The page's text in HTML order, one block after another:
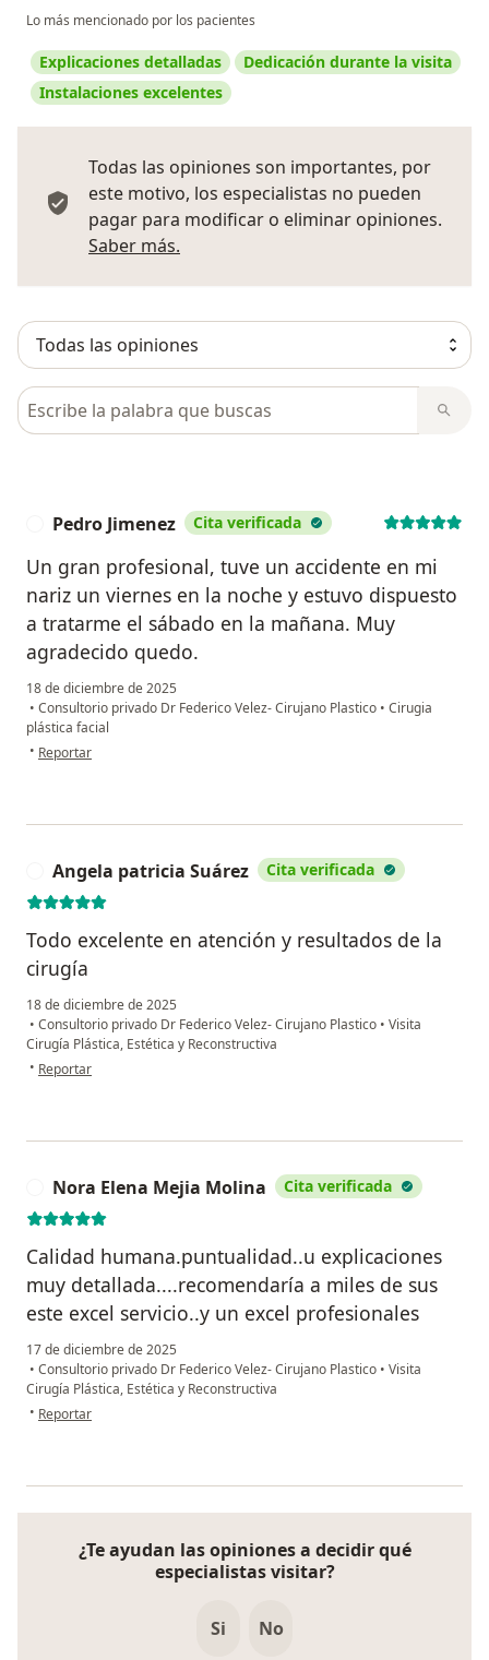
Lo más mencionado por los pacientes
Explicaciones detalladas
Dedicación durante la visita
Instalaciones excelentes
Todas las opiniones son importantes, por
este motivo, los especialistas no pueden
pagar para modificar o eliminar opiniones.
Saber más.
Busca en opiniones
Pedro Jimenez Cita verificada
Un gran profesional, tuve un accidente en mi
nariz un viernes en la noche y estuvo dispuesto
a tratarme el sábado en la mañana. Muy
agradecido quedo.
18 de diciembre de 2025
• Consultorio privado Dr Federico Velez- Cirujano Plastico • Cirugia
plástica facial
• en opinión del usuario Pedro Jimenez
Reportar
Angela patricia Suárez Cita verificada
Todo excelente en atención y resultados de la
cirugía
18 de diciembre de 2025
• Consultorio privado Dr Federico Velez- Cirujano Plastico • Visita
Cirugía Plástica, Estética y Reconstructiva
• en opinión del usuario Angela patricia Suárez
Reportar
Nora Elena Mejia Molina Cita verificada
Calidad humana.puntualidad..u explicaciones
muy detallada....recomendaría a miles de sus
este excel servicio..y un excel profesionales
17 de diciembre de 2025
• Consultorio privado Dr Federico Velez- Cirujano Plastico • Visita
Cirugía Plástica, Estética y Reconstructiva
• en opinión del usuario Nora Elena Mejia Molina
Reportar
¿Te ayudan las opiniones a decidir qué
especialistas visitar?
Si No